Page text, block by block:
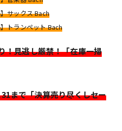
サックス Bach
トランペット Bach
！見逃し厳禁！「在庫一掃
まで「決算売り尽くしセー